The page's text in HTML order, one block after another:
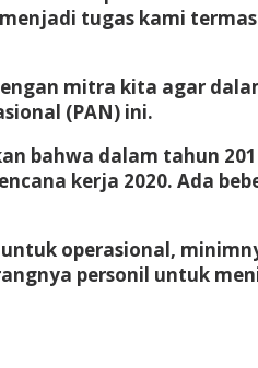
tugas kami
mitra kita agar
(PAN) ini.
bahwa dalam tahun
kerja 2020. Ada
operasional,
personil untuk